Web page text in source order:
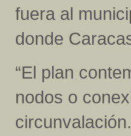
fuera al
donde
“El plan
nodos o